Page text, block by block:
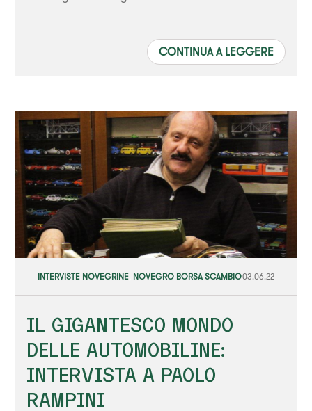
CONTINUA A LEGGERE
INTERVISTE NOVEGRINE NOVEGRO BORSA SCAMBIO03.06.22
IL GIGANTESCO MONDO
DELLE AUTOMOBILINE:
INTERVISTA A PAOLO
RAMPINI